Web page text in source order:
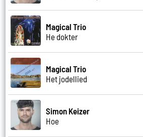
Magical Trio
He dokter
Magical Trio
Het jodellied
Simon Keizer
Hoe